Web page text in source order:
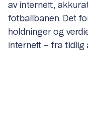
av internett,
fotballbanen. Det
holdninger og
internett – fra tidlig